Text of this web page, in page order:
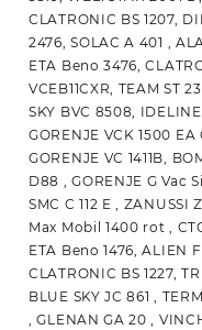
CLATRONIC BS 1207,
2476, SOLAC A 401 ,
ETA Beno 3476,
VCEB11CXR, TEAM ST
SKY BVC 8508,
GORENJE VCK 1500
GORENJE VC 1411B,
D88 , GORENJE G Vac
SMC C 112 E ,
Max Mobil 1400 rot ,
ETA Beno 1476, ALIEN
CLATRONIC BS 1227,
BLUE SKY JC 861 ,
, GLENAN GA 20 ,